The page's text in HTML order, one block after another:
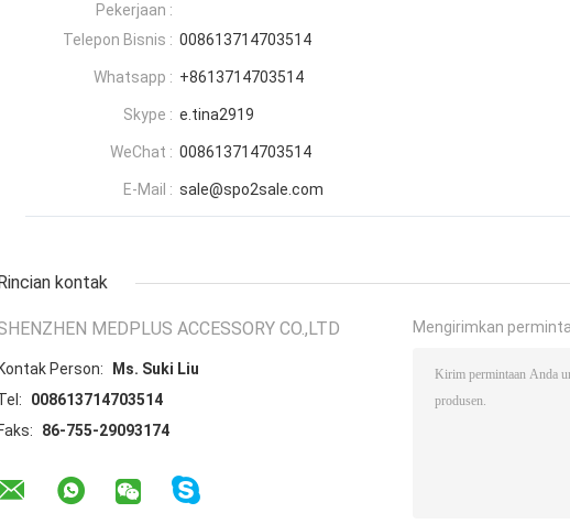
Pekerjaan :
Telepon Bisnis : 008613714703514
Whatsapp : +8613714703514
Skype : e.tina2919
WeChat : 008613714703514
E-Mail : sale@spo2sale.com
Rincian kontak
MEDPLUS ACCESSORY CO.,LTD
Kontak Person:
Ms. Suki Liu
008613714703514
Faks:
86-755-29093174
Mengirimkan